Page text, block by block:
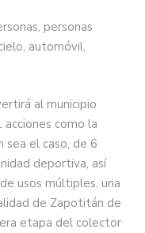
al municipio
como la
sea el caso, de 6
deportiva, así
usos múltiples, una
de Zapotitán de
etapa del colector